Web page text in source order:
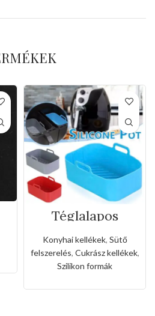
Téglalapos
szilikon forma
forró levegős
sütőhöz
Konyhai kellékek, Sütő
felszerelés, Cukrász kellékek,
Szilikon formák